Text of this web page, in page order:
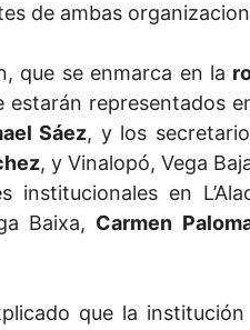
de ambas
que se enmarca en la
estarán representados
Sáez, y los
, y Vinalopó, Vega
institucionales en
Baixa, Carmen
que la